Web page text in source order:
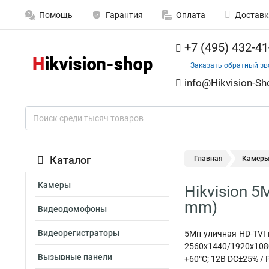
Помощь Гарантия Оплата
+7 (495) 432-
Заказать обратный
info@Hikvision-
Каталог
Камеры
Видеодомофоны
Видеорегистраторы
Вызывные панели
Главная
Hikvision
mm)
5Мп уличная HD-TVI
2560x1440/
+60°С; 12В DC±25% /